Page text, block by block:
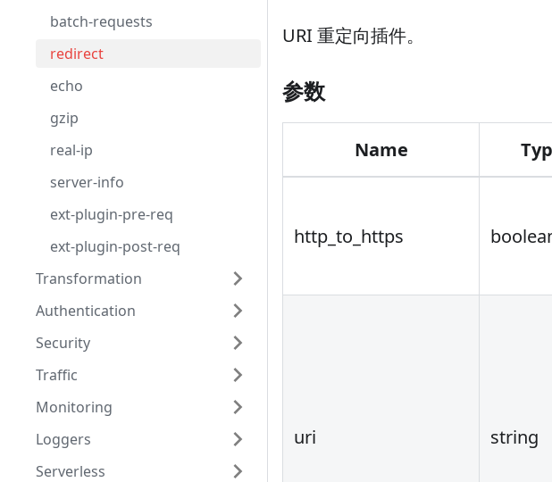
batch-requests
redirect
echo
gzip
real-ip
server-info
ext-plugin-pre-req
ext-plugin-post-req
Transformation
Authentication
Security
Traffic
Monitoring
Loggers
Serverless
URI 重定向插件。
参数
Name
http_to_https
uri string